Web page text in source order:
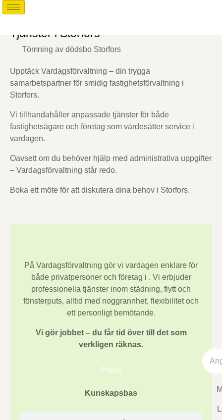
Tjänster i Storfors
Tömning av dödsbo Storfors
Upptäck Vardagsförvaltning – din trygga
samarbetspartner för smidig fastighetsförvaltning i
Storfors.
Vi tillhandahåller anpassade tjänster för både
fastighetsägare och företag som värdesätter service i
vardagen.
Oavsett om du behöver hjälp med administrativa uppgifter
– Vardagsförvaltning står redo.
Boka ett möte för att diskutera dina behov i Storfors.
På Vardagsförvaltning gör vi vardagen enklare för
både privatpersoner och företag i . Vi erbjuder
professionella tjänster inom städning, flytt och
fönsterputs, alltid med noggrannhet, flexibilitet och
ett personligt bemötande.
Vi gör jobbet – du får tid över till det som
verkligen räknas.
Press
Kunskapsbas